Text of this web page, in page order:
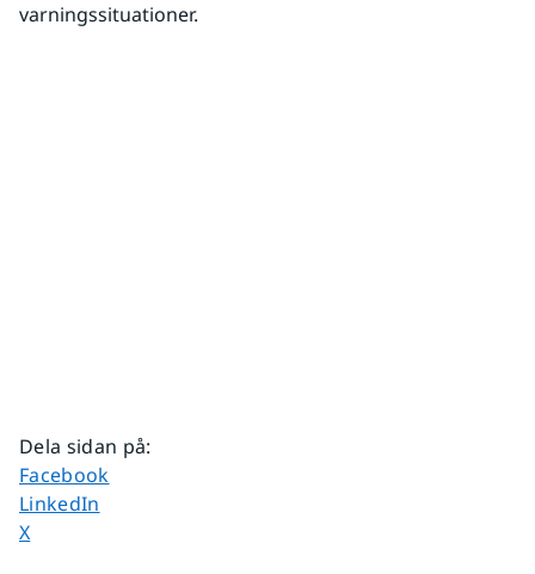
varningssituationer.
Dela sidan på:
Dela sidan på
Facebook
Dela sidan på
LinkedIn
Dela sidan på
X